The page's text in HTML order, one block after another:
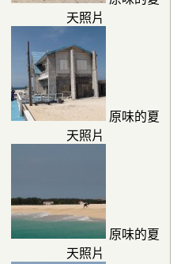
天照片
原味的夏
天照片
原味的夏
天照片